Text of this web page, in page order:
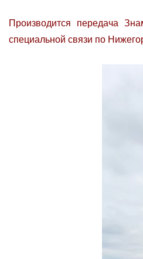
Производится передача
специальной связи по